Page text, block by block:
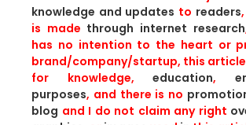
knowledge and updates to readers
is made through internet research
has no intention to the heart or
brand/company/startup, this article
for knowledge,education,
purposes, and there is no
blog and I do not claim any right